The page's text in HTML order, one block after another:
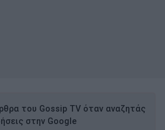
του Gossip TV όταν αναζητάς
στην Google